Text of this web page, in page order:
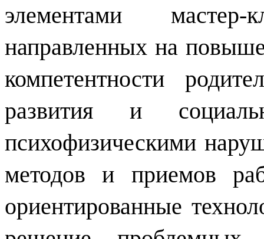
элементами
направленных на
компетентности
развития и
психофизическими
методов и приемов
ориентированные